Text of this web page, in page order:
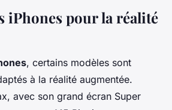
iPhones pour la réalité
, certains modèles sont
à la réalité augmentée.
avec son grand écran Super